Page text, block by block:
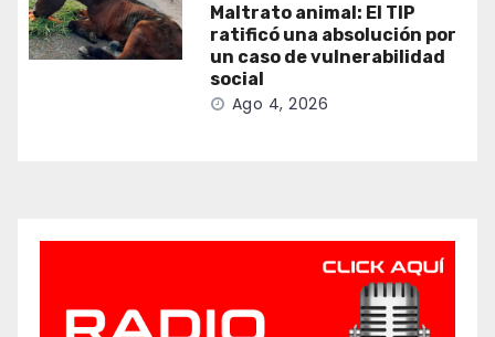
Maltrato animal: El TIP
ratificó una absolución por
un caso de vulnerabilidad
social
Ago 4, 2026